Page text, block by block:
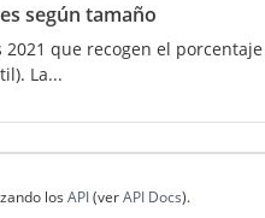
según tamaño
2021 que recogen el
La...
los API(verAPI Docs).